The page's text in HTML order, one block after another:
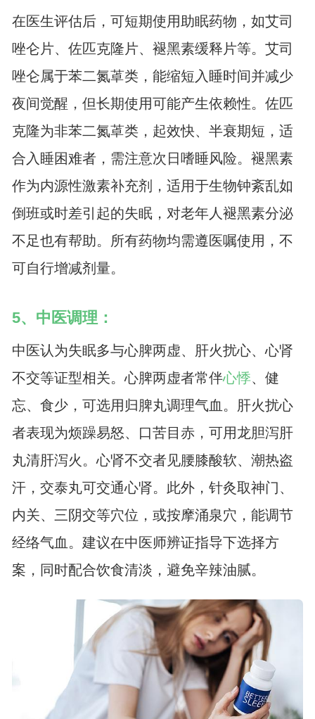
在医生评估后，可短期使用助眠药物，如艾司
唑仑片、佐匹克隆片、褪黑素缓释片等。艾司
唑仑属于苯二氮䓬类，能缩短入睡时间并减少
夜间觉醒，但长期使用可能产生依赖性。佐匹
克隆为非苯二氮䓬类，起效快、半衰期短，适
合入睡困难者，需注意次日嗜睡风险。褪黑素
作为内源性激素补充剂，适用于生物钟紊乱如
倒班或时差引起的失眠，对老年人褪黑素分泌
不足也有帮助。所有药物均需遵医嘱使用，不
可自行增减剂量。
5、中医调理：
中医认为失眠多与心脾两虚、肝火扰心、心肾
不交等证型相关。心脾两虚者常伴心悸、健
忘、食少，可选用归脾丸调理气血。肝火扰心
者表现为烦躁易怒、口苦目赤，可用龙胆泻肝
丸清肝泻火。心肾不交者见腰膝酸软、潮热盗
汗，交泰丸可交通心肾。此外，针灸取神门、
内关、三阴交等穴位，或按摩涌泉穴，能调节
经络气血。建议在中医师辨证指导下选择方
案，同时配合饮食清淡，避免辛辣油腻。